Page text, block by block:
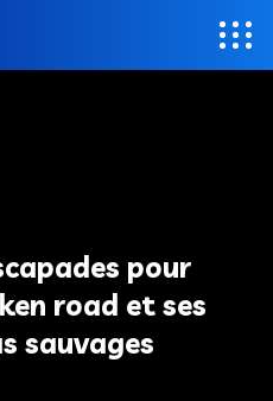
pour
road et ses
sauvages